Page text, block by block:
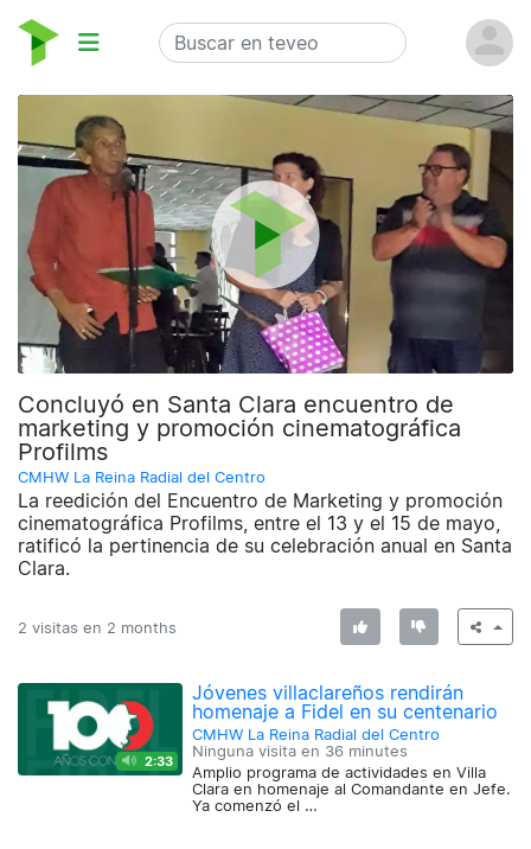
Concluyó en Santa Clara encuentro de
marketing y promoción cinematográfica
Profilms
CMHW La Reina Radial del Centro
La reedición del Encuentro de Marketing y promoción
cinematográfica Profilms, entre el 13 y el 15 de mayo,
ratificó la pertinencia de su celebración anual en Santa
Clara.
2 visitas en 2 months
2:33
Jóvenes villaclareños rendirán
homenaje a Fidel en su centenario
CMHW La Reina Radial del Centro
Ninguna visita en 36 minutes
Amplio programa de actividades en Villa
Clara en homenaje al Comandante en Jefe.
Ya comenzó el …